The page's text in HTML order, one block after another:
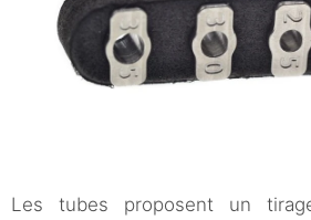
Les tubes proposent un